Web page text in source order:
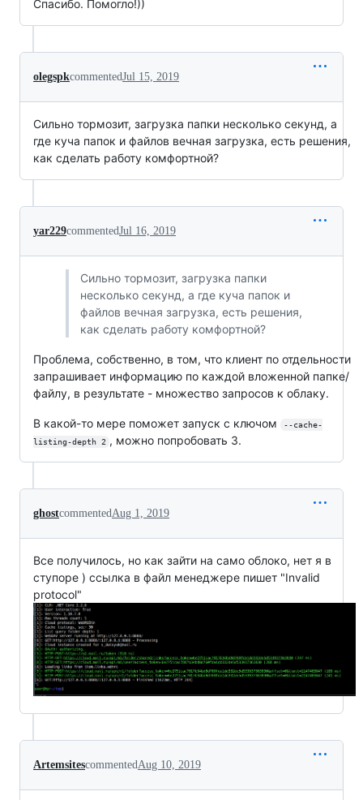
Спасибо. Помогло!))
olegspkcommentedJul 15, 2019
Сильно тормозит, загрузка папки несколько секунд, а
где куча папок и файлов вечная загрузка, есть решения,
как сделать работу комфортной?
yar229commentedJul 16, 2019
Сильно тормозит, загрузка папки
несколько секунд, а где куча папок и
файлов вечная загрузка, есть решения,
как сделать работу комфортной?
Проблема, собственно, в том, что клиент по отдельности
запрашивает информацию по каждой вложенной папке/
файлу, в результате - множество запросов к облаку.
В какой-то мере поможет запуск с ключом
--cache-
listing-depth 2 , можно попробовать 3.
ghostcommentedAug 1, 2019
Все получилось, но как зайти на само облоко, нет я в
ступоре ) ссылка в файл менеджере пишет "Invalid
protocol"
ArtemsitescommentedAug 10, 2019